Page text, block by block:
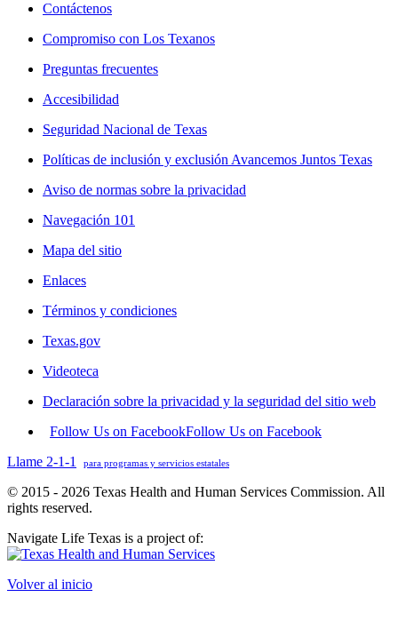
Contáctenos
Compromiso con Los Texanos
Preguntas frecuentes
Accesibilidad
Seguridad Nacional de Texas
Políticas de inclusión y exclusión Avancemos Juntos Texas
Aviso de normas sobre la privacidad
Navegación 101
Mapa del sitio
Enlaces
Términos y condiciones
Texas.gov
Videoteca
Declaración sobre la privacidad y la seguridad del sitio web
Follow Us on FacebookFollow Us on Facebook
Llame 2-1-1
para programas y servicios estatales
© 2015 - 2026 Texas Health and Human Services Commission. All
rights reserved.
Navigate Life Texas is a project of:
Volver al inicio